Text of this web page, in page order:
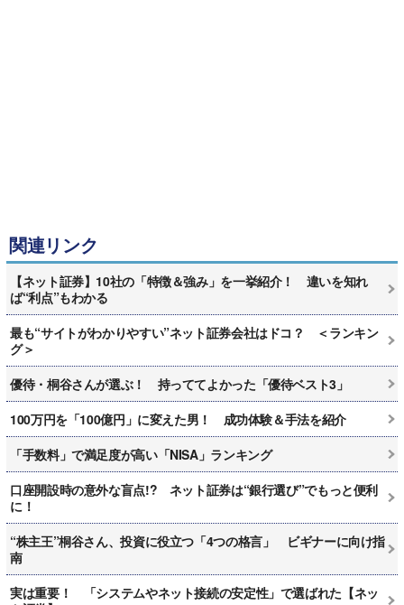
関連リンク
【ネット証券】10社の「特徴＆強み」を一挙紹介！ 違いを知れ
ば“利点”もわかる
最も“サイトがわかりやすい”ネット証券会社はドコ？ ＜ランキン
グ＞
優待・桐谷さんが選ぶ！ 持っててよかった「優待ベスト3」
100万円を「100億円」に変えた男！ 成功体験＆手法を紹介
「手数料」で満足度が高い「NISA」ランキング
口座開設時の意外な盲点!? ネット証券は“銀行選び”でもっと便利
に！
“株主王”桐谷さん、投資に役立つ「4つの格言」 ビギナーに向け指
南
実は重要！ 「システムやネット接続の安定性」で選ばれた【ネッ